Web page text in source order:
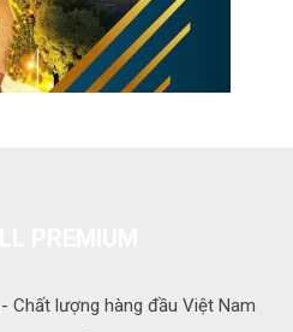
Chất lượng hàng đầu Việt Nam